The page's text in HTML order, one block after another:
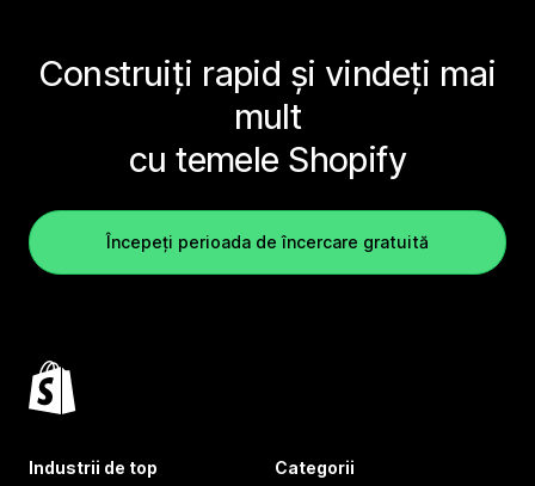
Construiți rapid și vindeți mai
mult
cu temele Shopify
Începeți perioada de încercare gratuită
Industrii de top Categorii